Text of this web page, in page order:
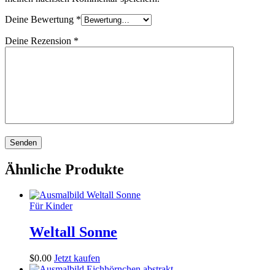
Deine Bewertung *
Deine Rezension *
Ähnliche Produkte
Für Kinder
Weltall Sonne
$0.00 Jetzt kaufen